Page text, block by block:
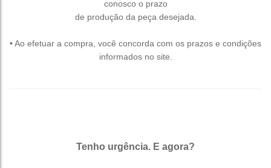
conosco o prazo
de produção da peça desejada.
• Ao efetuar a compra, você concorda com os prazos e condições
informados no site.
Tenho urgência. E agora?